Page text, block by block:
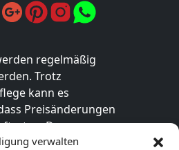
verwalten
regelmäßig
Trotz
kann es
Preisänderungen
Der
sowie die